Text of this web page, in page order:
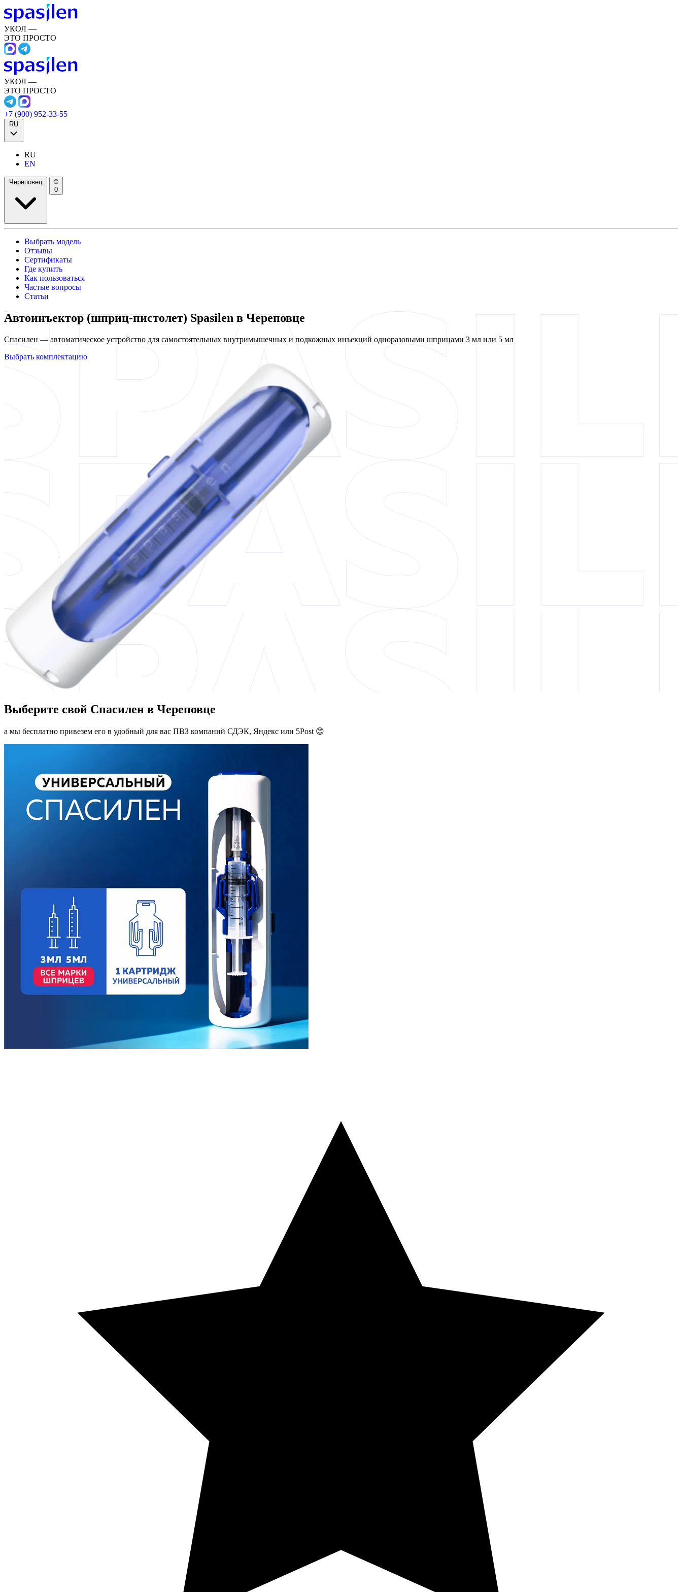
УКОЛ —
ЭТО ПРОСТО
УКОЛ —
ЭТО ПРОСТО
+7 (900) 952-33-55
RU
RU
EN
Череповец
0
Выбрать модель
Отзывы
Сертификаты
Где купить
Как пользоваться
Частые вопросы
Статьи
Автоинъектор (шприц-пистолет) Spasilen в Череповце
Спасилен — автоматическое устройство для самостоятельных внутримышечных и подкожных инъекций одноразовыми шприцами 3 мл или 5 мл
Выбрать комплектацию
Выберите свой Спасилен в Череповце
а мы бесплатно привезем его в удобный для вас ПВЗ компаний СДЭК, Яндекс или 5Post 😊